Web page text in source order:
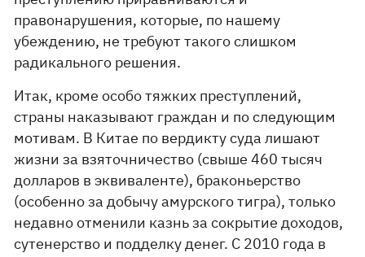
правонарушения, которые, по нашему
убеждению, не требуют такого слишком
радикального решения.
Итак, кроме особо тяжких преступлений,
страны наказывают граждан и по следующим
мотивам. В Китае по вердикту суда лишают
жизни за взяточничество (свыше 460 тысяч
долларов в эквиваленте), браконьерство
(особенно за добычу амурского тигра), только
недавно отменили казнь за сокрытие доходов,
сутенерство и подделку денег. С 2010 года в